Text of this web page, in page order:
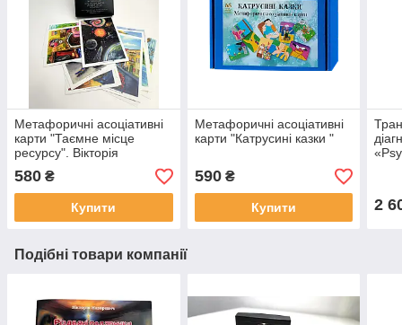
Метафоричні асоціативні
карти "Таємне місце
ресурсу". Вікторія
Назаревич
580 ₴
Купити
Метафоричні асоціативні
карти "Катрусині казки "
590₴
Купити 2
Подібні товари компанії